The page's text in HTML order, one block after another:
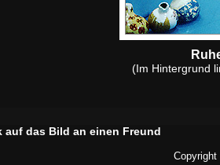
(Im Hintergrund
auf das Bild an einen Freund